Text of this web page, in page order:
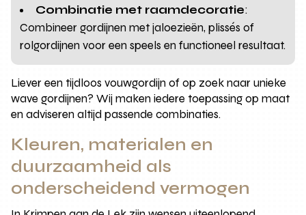
Combinatie met raamdecoratie:
Combineer gordijnen met jaloezieën, plissés of
rolgordijnen voor een speels en functioneel resultaat.
Liever een tijdloos vouwgordijn of op zoek naar unieke
wave gordijnen? Wij maken iedere toepassing op maat
en adviseren altijd passende combinaties.
Kleuren, materialen en
duurzaamheid als
onderscheidend vermogen